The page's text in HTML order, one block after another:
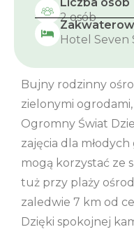
2 osób
Hotel Seven
Bujny rodzinny
zielonymi
Ogromny Świat
zajęcia dla
mogą korzystać ze
tuż przy plaży
zaledwie 7 km od
Dzięki spokojnej